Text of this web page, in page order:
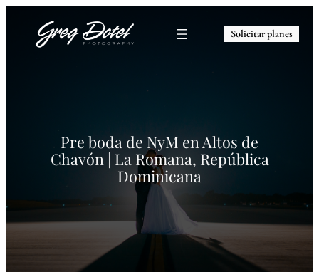
Solicitar planes
Pre boda de NyM en Altos de
Chavón | La Romana, República
Dominicana